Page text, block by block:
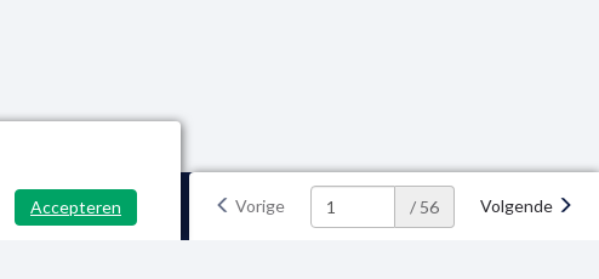
Vorige / 56 Volgende
Accepteren